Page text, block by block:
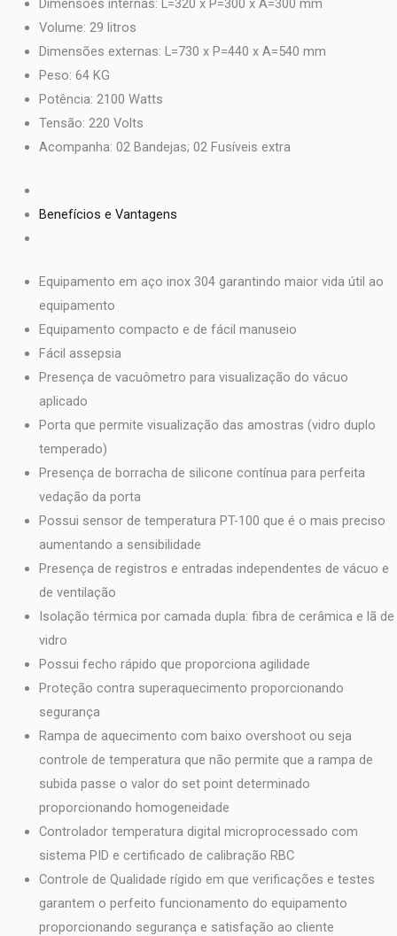
Dimensões internas: L=320 x P=300 x A=300 mm
Volume: 29 litros
Dimensões externas: L=730 x P=440 x A=540 mm
Peso: 64 KG
Potência: 2100 Watts
Tensão: 220 Volts
Acompanha: 02 Bandejas; 02 Fusíveis extra
Benefícios e Vantagens
Equipamento em aço inox 304 garantindo maior vida útil ao
equipamento
Equipamento compacto e de fácil manuseio
Fácil assepsia
Presença de vacuômetro para visualização do vácuo
aplicado
Porta que permite visualização das amostras (vidro duplo
temperado)
Presença de borracha de silicone contínua para perfeita
vedação da porta
Possui sensor de temperatura PT-100 que é o mais preciso
aumentando a sensibilidade
Presença de registros e entradas independentes de vácuo e
de ventilação
Isolação térmica por camada dupla: fibra de cerâmica e lã de
vidro
Possui fecho rápido que proporciona agilidade
Proteção contra superaquecimento proporcionando
segurança
Rampa de aquecimento com baixo overshoot ou seja
controle de temperatura que não permite que a rampa de
subida passe o valor do set point determinado
proporcionando homogeneidade
Controlador temperatura digital microprocessado com
sistema PID e certificado de calibração RBC
Controle de Qualidade rígido em que verificações e testes
garantem o perfeito funcionamento do equipamento
proporcionando segurança e satisfação ao cliente